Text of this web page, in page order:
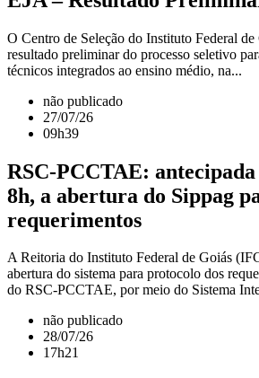
O Centro de Seleção do Instituto Federal
resultado preliminar do processo seletivo
técnicos integrados ao ensino médio, na...
não publicado
27/07/26
09h39
RSC-PCCTAE: antecipada
8h, a abertura do Sippag
requerimentos
A Reitoria do Instituto Federal de Goiás
abertura do sistema para protocolo dos
do RSC-PCCTAE, por meio do Sistema
não publicado
28/07/26
17h21